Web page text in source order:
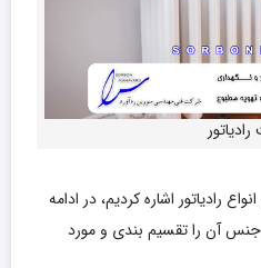
رادیاتور اشاره کردیم، در ادامه
جنس آن را تقسیم بندی و مورد